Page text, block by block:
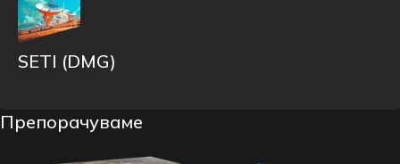
SETI (DMG)
Препорачуваме